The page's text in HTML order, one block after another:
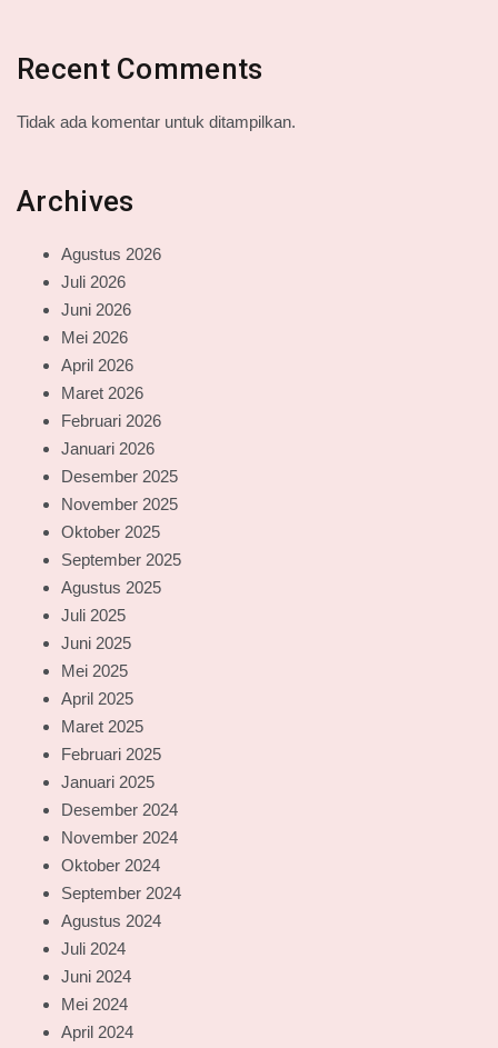
Recent Comments
Tidak ada komentar untuk ditampilkan.
Archives
Agustus 2026
Juli 2026
Juni 2026
Mei 2026
April 2026
Maret 2026
Februari 2026
Januari 2026
Desember 2025
November 2025
Oktober 2025
September 2025
Agustus 2025
Juli 2025
Juni 2025
Mei 2025
April 2025
Maret 2025
Februari 2025
Januari 2025
Desember 2024
November 2024
Oktober 2024
September 2024
Agustus 2024
Juli 2024
Juni 2024
Mei 2024
April 2024